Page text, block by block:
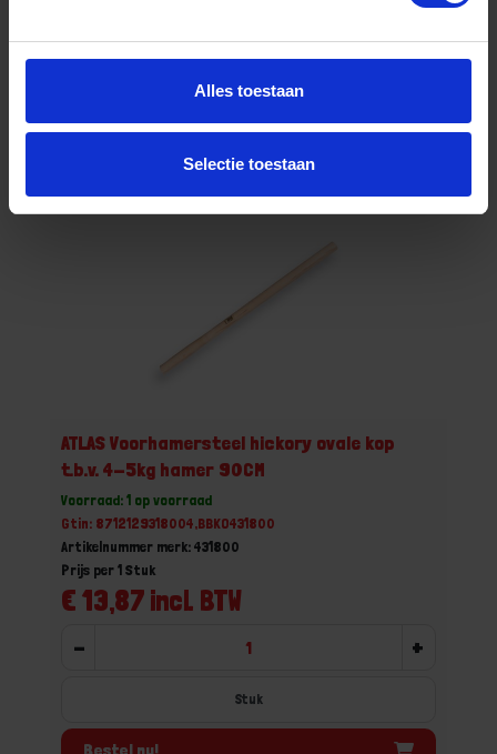
Alles toestaan
Selectie toestaan
Bestel nu!
ATLAS Voorhamersteel hickory ovale kop
t.b.v. 4-5kg hamer 90CM
Voorraad: 1 op voorraad
Gtin: 8712129318004,BBKO431800
Artikelnummer merk: 431800
€ 13,87 incl. BTW
Prijs per 1 Stuk
- +
Stuk
Bestel nu!